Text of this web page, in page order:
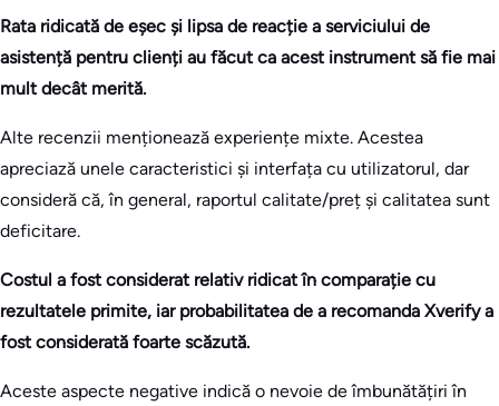
Rata ridicată de eșec și lipsa de reacție a serviciului de
asistență pentru clienți au făcut ca acest instrument să fie mai
mult decât merită.
Alte recenzii menționează experiențe mixte. Acestea
apreciază unele caracteristici și interfața cu utilizatorul, dar
consideră că, în general, raportul calitate/preț și calitatea sunt
deficitare.
Costul a fost considerat relativ ridicat în comparație cu
rezultatele primite, iar probabilitatea de a recomanda Xverify a
fost considerată foarte scăzută.
Aceste aspecte negative indică o nevoie de îmbunătățiri în